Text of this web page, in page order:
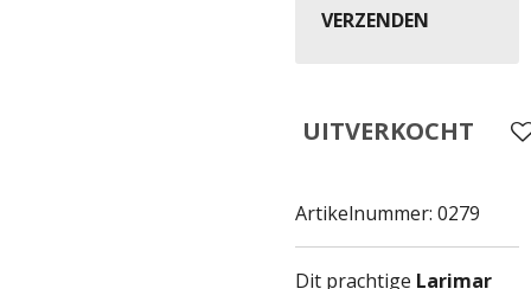
VERZENDEN
UITVERKOCHT
Artikelnummer: 0279
Dit prachtige Larimar